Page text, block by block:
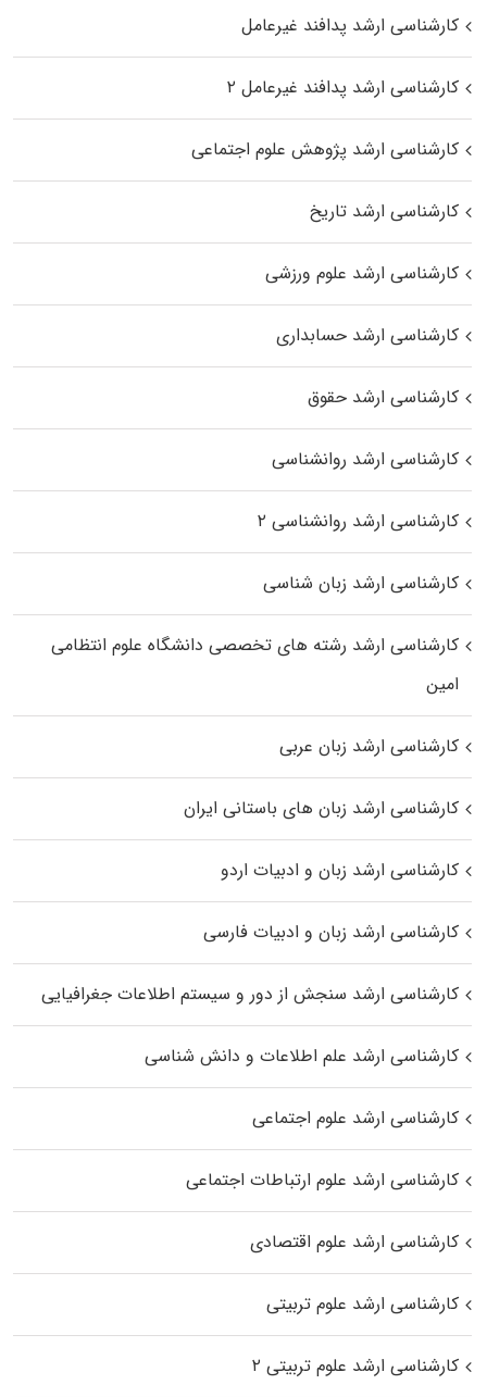
کارشناسی ارشد پدافند غیرعامل
کارشناسی ارشد پدافند غیرعامل ۲
کارشناسی ارشد پژوهش علوم اجتماعی
کارشناسی ارشد تاریخ
کارشناسی ارشد علوم ورزشی
کارشناسی ارشد حسابداری
کارشناسی ارشد حقوق
کارشناسی ارشد روانشناسی
کارشناسی ارشد روانشناسی ۲
کارشناسی ارشد زبان شناسی
کارشناسی ارشد رﺷﺘﻪ ﻫﺎی تخصصی داﻧﺸﮕﺎه ﻋﻠﻮم انتظامی
اﻣﻴﻦ
کارشناسی ارشد زبان عربی
کارشناسی ارشد زبان‌ های باستانی ایران
کارشناسی ارشد زبان و ادبیات اردو
کارشناسی ارشد زبان و ادبیات فارسی
کارشناسی ارشد سنجش از دور و سیستم اطلاعات جغرافیایی
کارشناسی ارشد علم اطلاعات و دانش شناسی
کارشناسی ارشد علوم اجتماعی
کارشناسی ارشد علوم ارتباطات اجتماعی
کارشناسی ارشد علوم اقتصادی
کارشناسی ارشد علوم تربیتی
کارشناسی ارشد علوم تربیتی ۲